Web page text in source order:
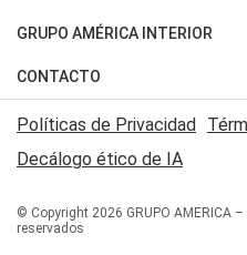
Judiciales
Economia
Motores
Trucos caseros
Series y Películas
Edictos y Solicitadas
Fútbol
Mundial
Automovilismo
Rugby
Básquet
GRUPO AMÉRICA INTERIOR
Canal 7 en Vivo
San Juan 8
CONTACTO
Acerca de Nosotros
Contactanos
Políticas de Privacidad
Decálogo ético de IA
© Copyright 2026 GRUPO AMERICA
reservados